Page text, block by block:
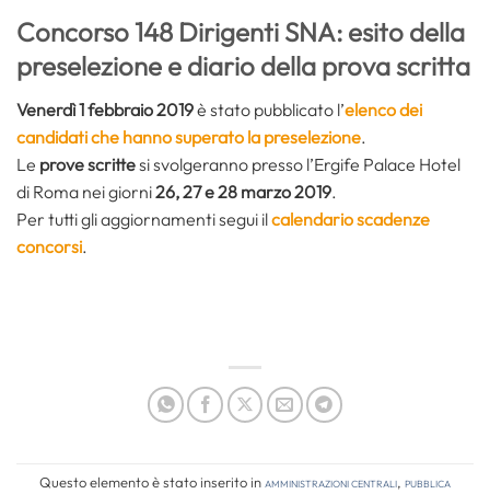
Concorso 148 Dirigenti SNA: esito della
preselezione e diario della prova scritta
Venerdì 1 febbraio 2019è stato pubblicato l’elenco dei
candidati che hanno superato la preselezione.
Le prove scrittesi svolgeranno presso l’Ergife Palace Hotel
di Roma nei giorni26, 27 e 28 marzo 2019.
Per tutti gli aggiornamenti segui ilcalendario scadenze
concorsi.
Questo elemento è stato inserito in Amministrazioni Centrali, Pubblica